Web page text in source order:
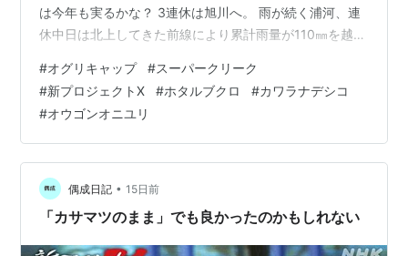
近藤俊典
調教師
鷲見昌男（笠松）→瀬戸口勉（栗東）
競走成績
主な勝鞍
有馬記念2回 マイルCS 安田記念（以上GI） ペ
ガサスS 毎日杯 京都4歳特別 高松宮杯 毎日王
は今年も実るかな？ 3連休は旭川へ。 雨が続く浦河、連
休中日は北上してきた前線により累計雨量が110㎜を越え
してある）はとても無理でした。 旭川はエゾ梅雨という
程の長雨ではありませんが、いつものカラッと暑い7月は
どこへやら、降ったり止んだりの空模様。1ヶ月放置して
た自宅と義父母別宅の植物は伸び放題です。 先月は蕾を
いっぱい付けてたハナショウブ残念ながら殆どの花は糸
偏に冬枯れた花殻を取り…
#オグリキャップ #スーパークリーク
#新プロジェクトX #ホタルブクロ #カワラナデシコ
#オウゴンオニユリ
偶成日記 • 15日前
「カサマツのまま」でも良かったのかもしれない